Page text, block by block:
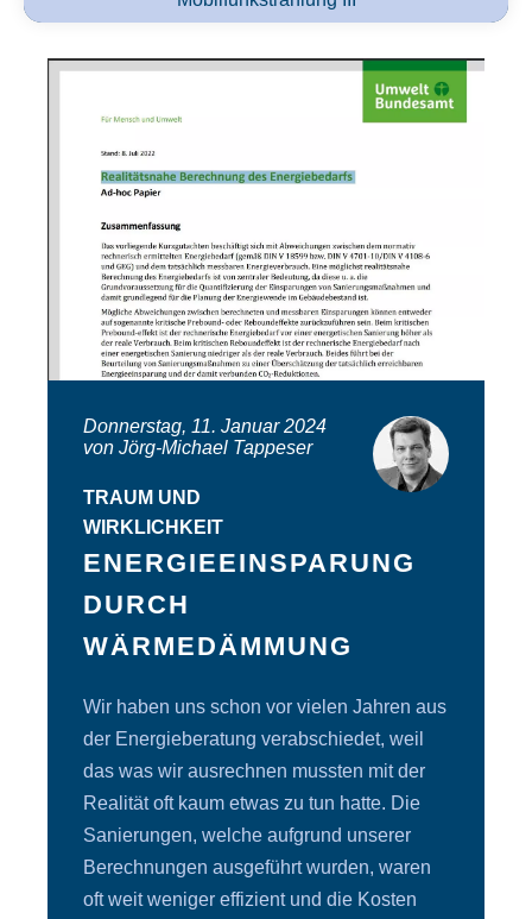
Donnerstag, 11. Januar 2024
von Jörg-Michael Tappeser
TRAUM UND
WIRKLICHKEIT
ENERGIEEINSPARUNG
DURCH
WÄRMEDÄMMUNG
Wir haben uns schon vor vielen Jahren aus
der Energieberatung verabschiedet, weil
das was wir ausrechnen mussten mit der
Realität oft kaum etwas zu tun hatte. Die
Sanierungen, welche aufgrund unserer
Berechnungen ausgeführt wurden, waren
oft weit weniger effizient und die Kosten